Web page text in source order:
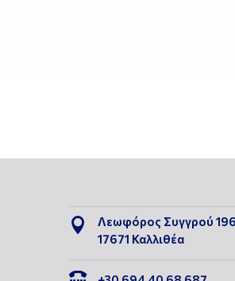

Λεωφόρος Συγγρού 196
17671 Καλλιθέα